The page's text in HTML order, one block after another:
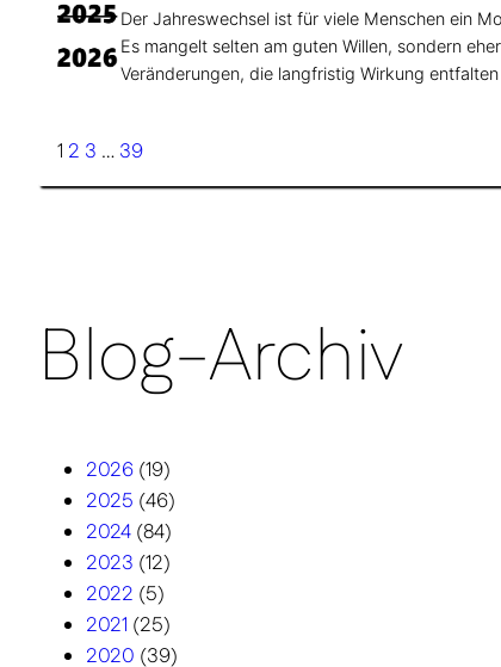
Der Jahreswechsel ist für viele Menschen ein
Es mangelt selten am guten Willen, sondern
Veränderungen, die langfristig Wirkung
1 2 3 … 39
Blog-Archiv
2026 (19)
2025 (46)
2024 (84)
2023 (12)
2022 (5)
2021 (25)
2020 (39)